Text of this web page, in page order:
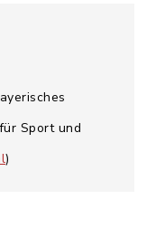
Sport und
)